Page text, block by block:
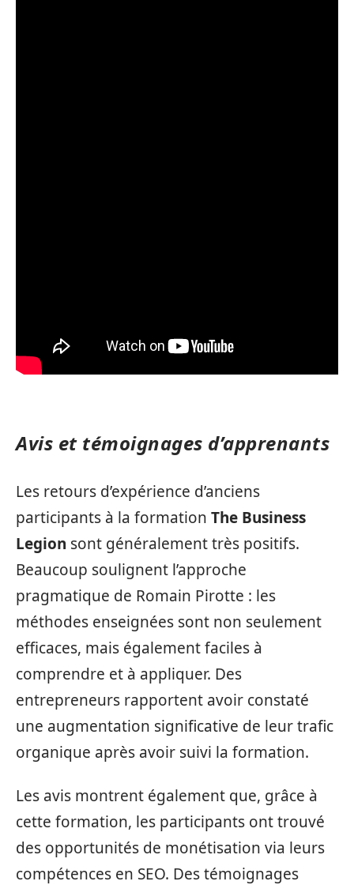
Avis et témoignages d’apprenants
Les retours d’expérience d’anciens
participants à la formation The Business
Legion sont généralement très positifs.
Beaucoup soulignent l’approche
pragmatique de Romain Pirotte : les
méthodes enseignées sont non seulement
efficaces, mais également faciles à
comprendre et à appliquer. Des
entrepreneurs rapportent avoir constaté
une augmentation significative de leur trafic
organique après avoir suivi la formation.
Les avis montrent également que, grâce à
cette formation, les participants ont trouvé
des opportunités de monétisation via leurs
compétences en SEO. Des témoignages